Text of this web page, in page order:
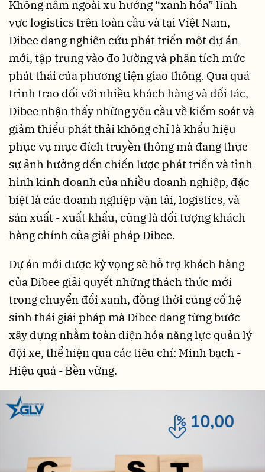
Không nằm ngoài xu hướng “xanh hóa” lĩnh
vực logistics trên toàn cầu và tại Việt Nam,
Dibee đang nghiên cứu phát triển một dự án
mới, tập trung vào đo lường và phân tích mức
phát thải của phương tiện giao thông. Qua quá
trình trao đổi với nhiều khách hàng và đối tác,
Dibee nhận thấy những yêu cầu về kiểm soát và
giảm thiểu phát thải không chỉ là khẩu hiệu
phục vụ mục đích truyền thông mà đang thực
sự ảnh hưởng đến chiến lược phát triển và tình
hình kinh doanh của nhiều doanh nghiệp, đặc
biệt là các doanh nghiệp vận tải, logistics, và
sản xuất - xuất khẩu, cũng là đối tượng khách
hàng chính của giải pháp Dibee.
Dự án mới được kỳ vọng sẽ hỗ trợ khách hàng
của Dibee giải quyết những thách thức mới
trong chuyển đổi xanh, đồng thời củng cố hệ
sinh thái giải pháp mà Dibee đang từng bước
xây dựng nhằm toàn diện hóa năng lực quản lý
đội xe, thể hiện qua các tiêu chí: Minh bạch -
Hiệu quả - Bền vững.